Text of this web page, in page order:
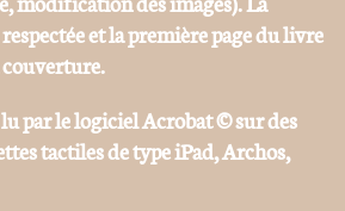
et la première page du livre
couverture.
par le logiciel Acrobat © sur des
tactiles de type iPad, Archos,